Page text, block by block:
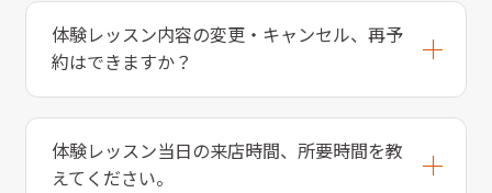
体験レッスン内容の変更・キャンセル、再予
約はできますか？
体験レッスン当日の来店時間、所要時間を教
えてください。